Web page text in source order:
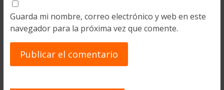
Guarda mi nombre, correo electrónico y web en este
navegador para la próxima vez que comente.